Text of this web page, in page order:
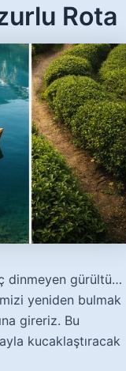
Rota
dinmeyen gürültü…
yeniden bulmak
gireriz. Bu
kucaklaştıracak